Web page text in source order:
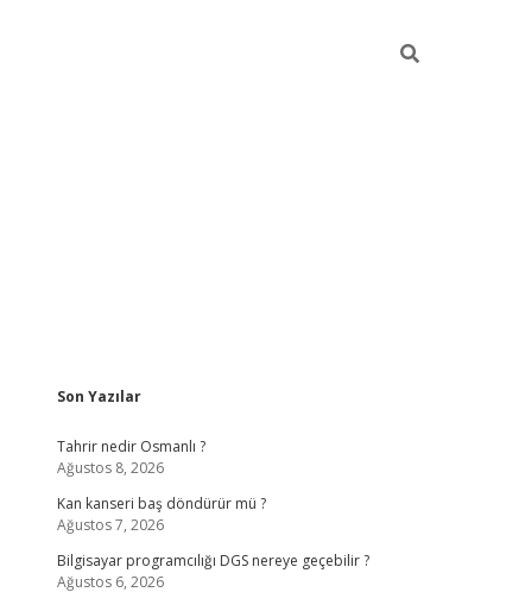
Sidebar
Son Yazılar
Tahrir nedir Osmanlı ?
Ağustos 8, 2026
Kan kanseri baş döndürür mü ?
Ağustos 7, 2026
Bilgisayar programcılığı DGS nereye geçebilir ?
Ağustos 6, 2026